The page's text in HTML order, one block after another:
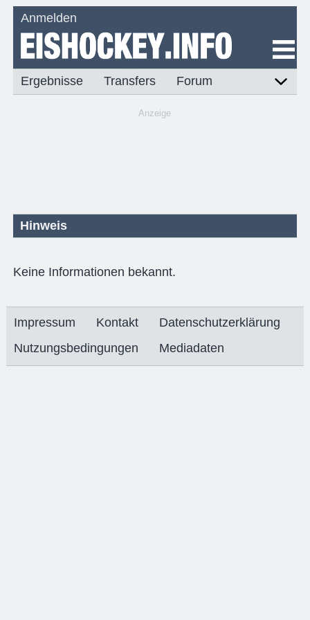
Anmelden
Ergebnisse Transfers Forum
Anzeige
Hinweis
Keine Informationen bekannt.
Impressum Kontakt
Datenschutzerklärung
Nutzungsbedingungen
Mediadaten